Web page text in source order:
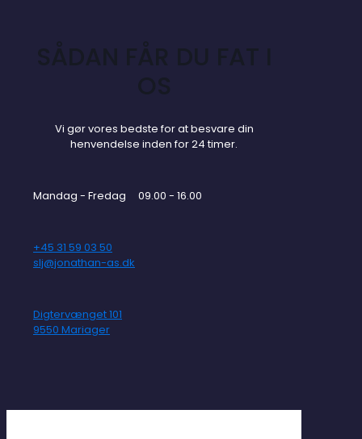
Vi gør vores bedste for at besvare din
henvendelse inden for 24 timer.
Mandag - Fredag 09.00 - 16.00
+45 31 59 03 50
slj@jonathan-as.dk
Digtervænget 101
9550 Mariager